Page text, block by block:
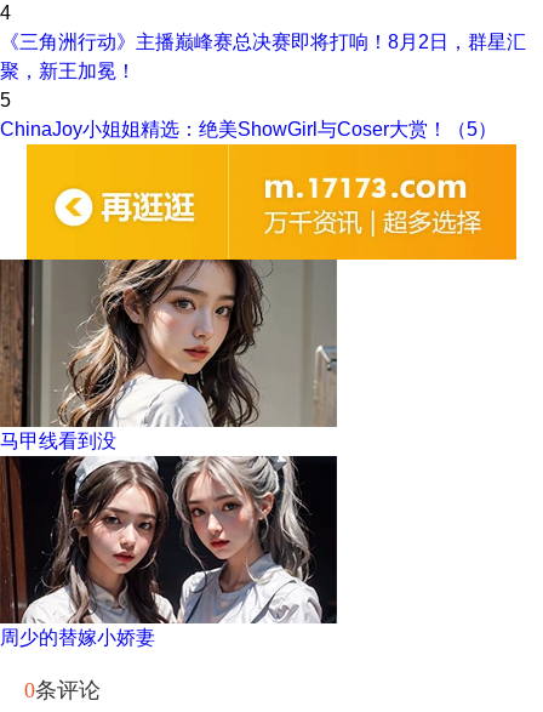
4
《三角洲行动》主播巅峰赛总决赛即将打响！8月2日，群星汇
聚，新王加冕！
5
ChinaJoy小姐姐精选：绝美ShowGirl与Coser大赏！（5）
马甲线看到没
周少的替嫁小娇妻
0条评论